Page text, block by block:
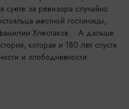
суете за ревизора случайно
местной гостиницы,
Хлестаков... А дальше
которая и 180 лет спустя
и злободневности.